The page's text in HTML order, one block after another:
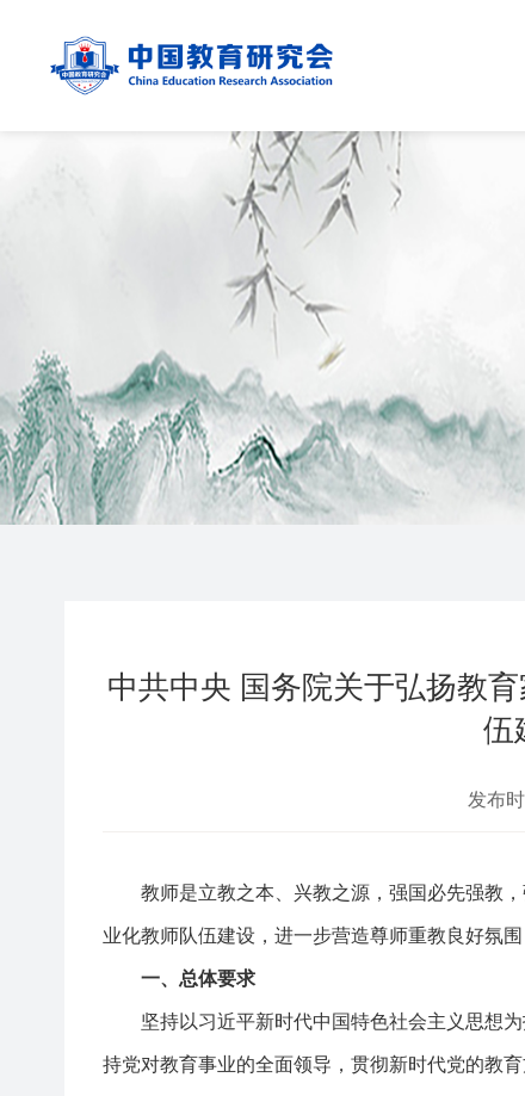
中共中央 国务院关于弘扬教
伍
发布
教师是立教之本、兴教之源，强国必先强教，
业化教师队伍建设，进一步营造尊师重教良好氛围
一、总体要求
坚持以习近平新时代中国特色社会主义思想为
持党对教育事业的全面领导，贯彻新时代党的教